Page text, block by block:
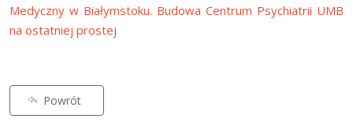
Medyczny w Białymstoku. Budowa Centrum Psychiatrii UMB
na ostatniej prostej
Powrót